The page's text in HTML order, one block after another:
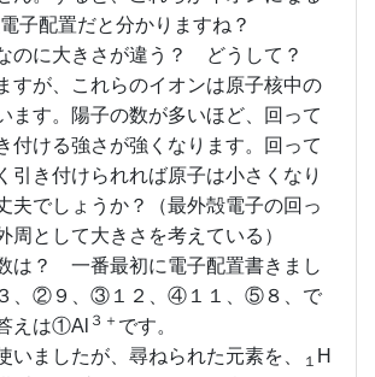
子配置だと分かりますね？
のに大きさが違う？ どうして？
すが、これらのイオンは原子核中の
ます。陽子の数が多いほど、回って
付ける強さが強くなります。回って
引き付けられれば原子は小さくなり
夫でしょうか？（最外殻電子の回っ
周として大きさを考えている）
は？ 一番最初に電子配置書きまし
、②９、③１２、④１１、⑤８、で
えは①Al ３＋ です。
いましたが、尋ねられた元素を、
１ H